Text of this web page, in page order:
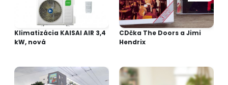
Klimatizácia KAISAI AIR 3,4
kW, nová
CDčka The Doors a Jimi
Hendrix